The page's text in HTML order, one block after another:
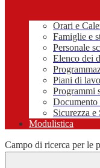
Orari e
Famiglie e
Personale
Elenco dei
Piani di
Programmi
Documento
Sicurezza e
Modulistica
Campo di ricerca per le